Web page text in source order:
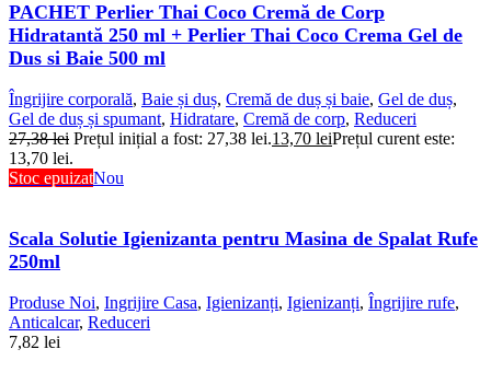
PACHET Perlier Thai Coco Cremă de Corp
Hidratantă 250 ml + Perlier Thai Coco Crema Gel de
Dus si Baie 500 ml
Îngrijire corporală, Baie și duș, Cremă de duș și baie, Gel de duș,
Gel de duș și spumant, Hidratare, Cremă de corp, Reduceri
27,38lei Prețul inițial a fost: 27,38 lei.13,70 leiPrețul curent este:
13,70 lei.
Stoc epuizatNou
Scala Solutie Igienizanta pentru Masina de Spalat Rufe
250ml
Produse Noi, Ingrijire Casa, Igienizanți, Igienizanți, Îngrijire rufe,
Anticalcar, Reduceri
7,82 lei